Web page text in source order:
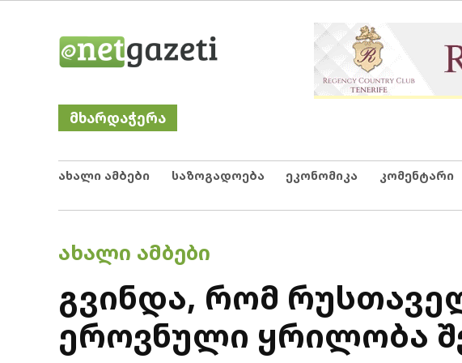
Netgazeti
მხარდაჭერა
ახალი ამბები საზოგადოება ეკონომიკა კომენტარი
POSTED
ᲐᲮᲐᲚᲘ ᲐᲛᲑᲔᲑᲘ
გვინდა, რომ
ეროვნული ყრილობა